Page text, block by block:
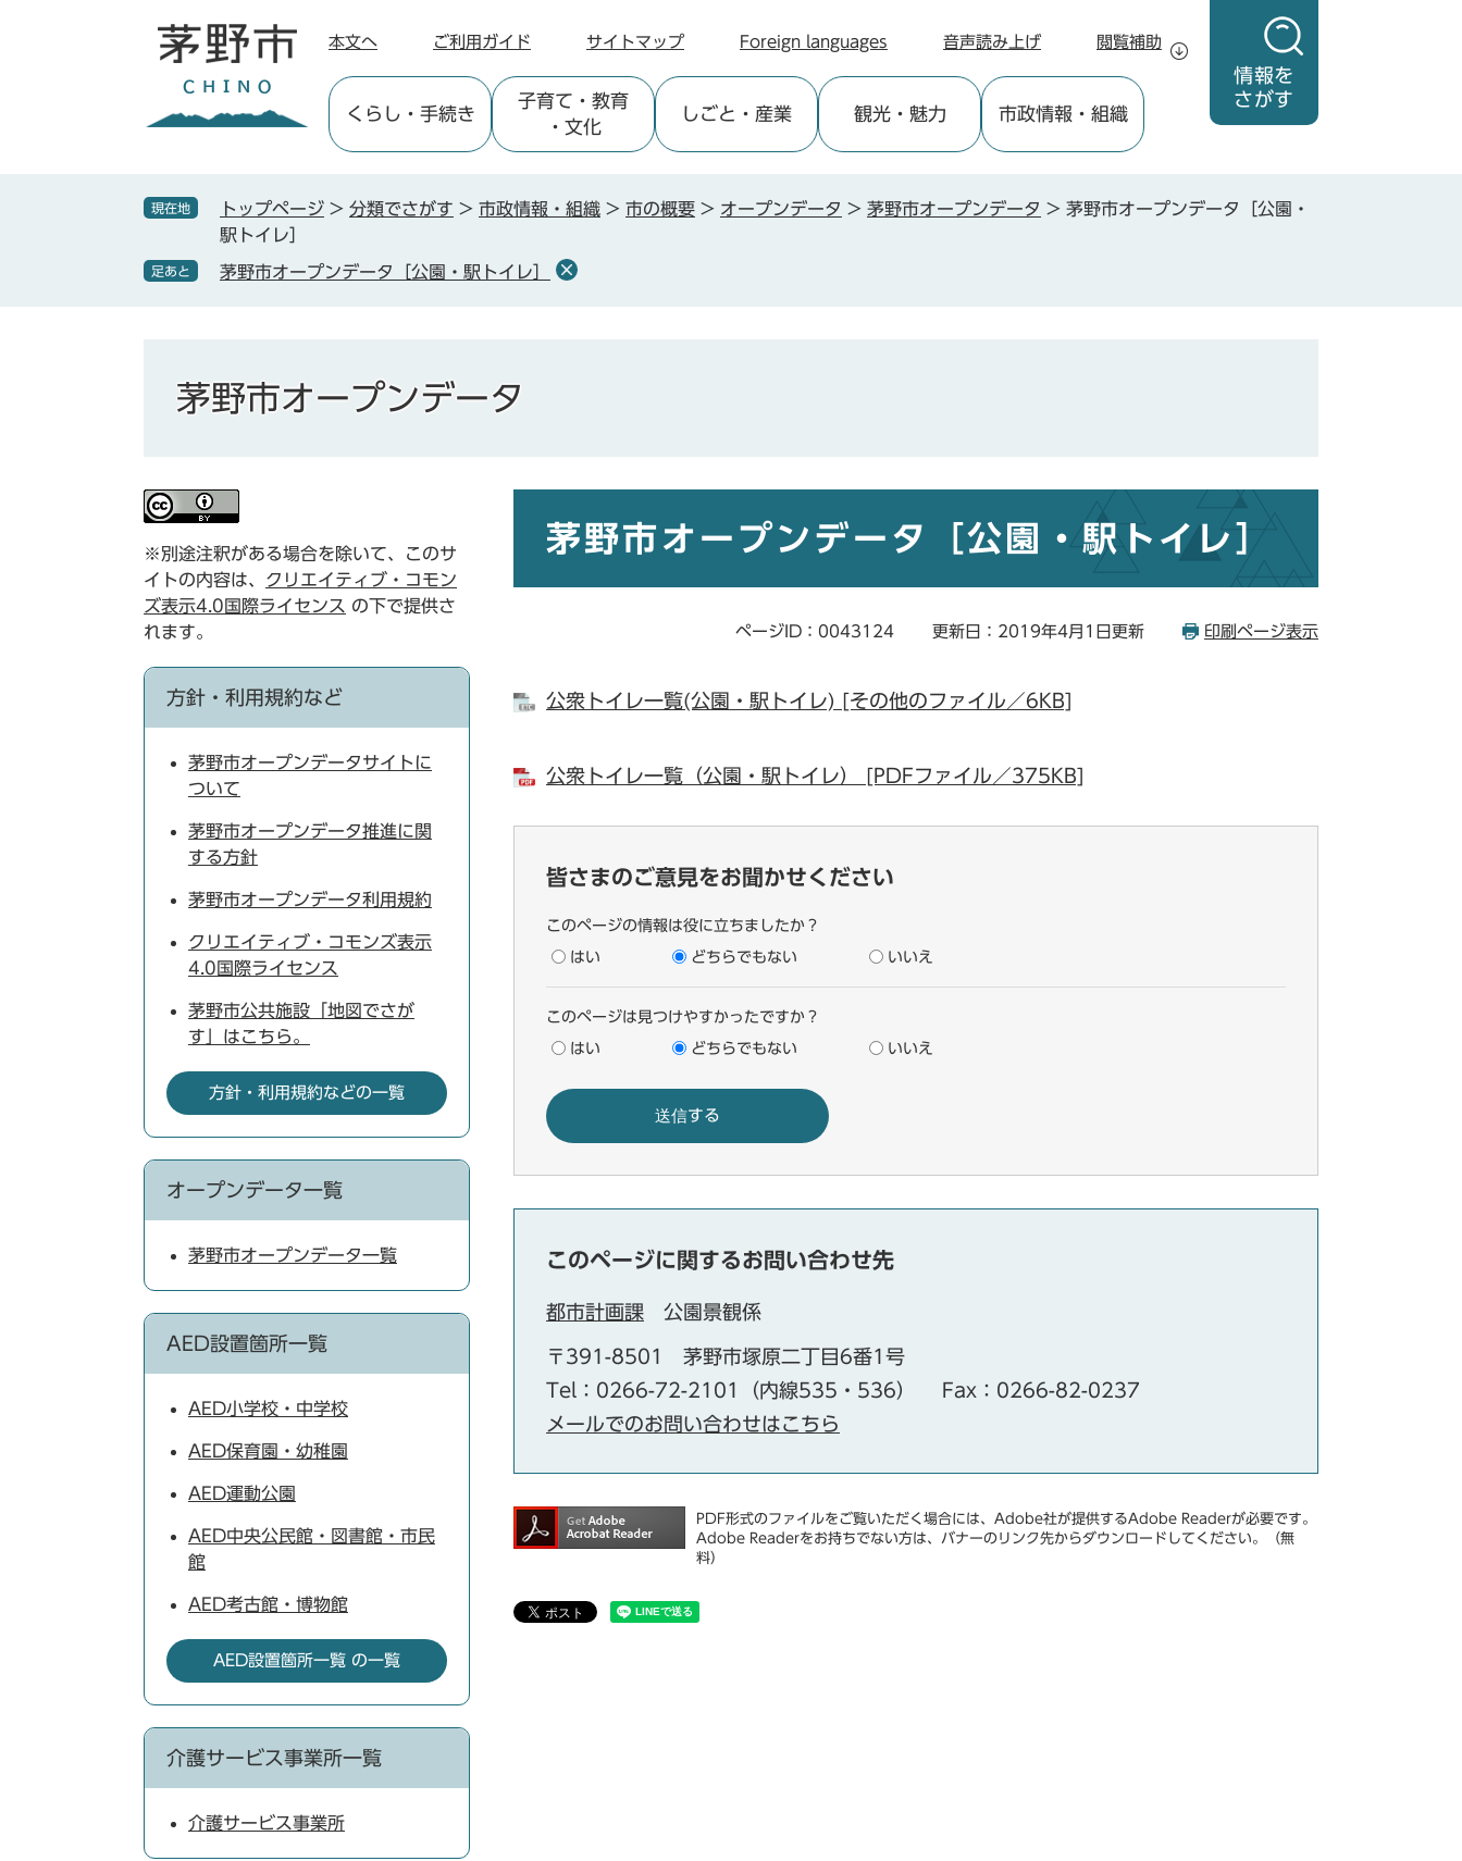
情報を
さがす
本文へ ご利用ガイド サイトマップ Foreign languages 音声読み上げ 閲覧補助
くらし ・手続き
子育て ・教育
・文化
しごと ・産業 観光・魅力 市政情報 ・組織
現在地 トップページ > 分類でさがす > 市政情報・組織 > 市の概要 > オープンデータ > 茅野市オープンデータ > 茅野市オープンデータ［公園・
駅トイレ］
足あと 茅野市オープンデータ［公園・駅トイレ］
茅野市オープンデータ
茅野市オープンデータ［公園・駅トイレ］
ページID：0043124 更新日：2019年4月1日更新 印刷ページ表示
公衆トイレ一覧(公園・駅トイレ) [その他のファイル／6KB]
公衆トイレ一覧（公園・駅トイレ） [PDFファイル／375KB]
皆さまのご意見をお聞かせください
このページの情報は役に立ちましたか？
はい どちらでもない いいえ
このページは見つけやすかったですか？
はい どちらでもない いいえ
このページに関するお問い合わせ先
都市計画課 公園景観係
〒391-8501
茅野市塚原二丁目6番1号
Tel：0266-72-2101（内線535・536）
Fax：0266-82-0237
メールでのお問い合わせはこちら
PDF形式のファイルをご覧いただく場合には、Adobe社が提供するAdobe Readerが必要です。
Adobe Readerをお持ちでない方は、バナーのリンク先からダウンロードしてください。（無
料）
※別途注釈がある場合を除いて、このサ
イトの内容は、 クリエイティブ・コモン
ズ表示4.0国際ライセンス の下で提供さ
れます。
方針・利用規約など
茅野市オープンデータサイトに
ついて
茅野市オープンデータ推進に関
する方針
茅野市オープンデータ利用規約
クリエイティブ・コモンズ表示
4.0国際ライセンス
茅野市公共施設「地図でさが
す」はこちら。
方針・利用規約などの一覧
オープンデータ一覧
茅野市オープンデータ一覧
AED設置箇所一覧
AED小学校・中学校
AED保育園・幼稚園
AED運動公園
AED中央公民館・図書館・市民
館
AED考古館・博物館
AED設置箇所一覧 の一覧
介護サービス事業所一覧
介護サービス事業所